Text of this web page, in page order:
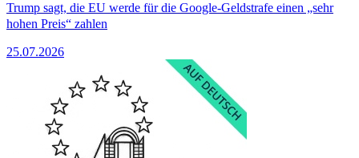
Trump sagt, die EU werde für die Google-Geldstrafe einen „sehr
hohen Preis“ zahlen
25.07.2026